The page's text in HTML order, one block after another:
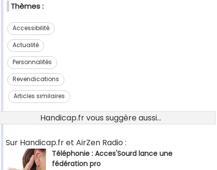
Thèmes :
Accessibilité
Actualité
Personnalités
Revendications
Articles similaires
Handicap.fr vous suggère aussi...
Sur Handicap.fr et AirZen Radio :
Téléphonie : Acces'Sourd lance une
fédération pro